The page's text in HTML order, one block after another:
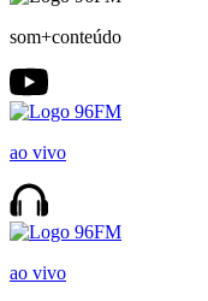
som+conteúdo
ao vivo
ao vivo